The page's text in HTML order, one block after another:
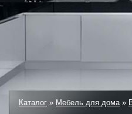
Каталог » Мебель для дома»